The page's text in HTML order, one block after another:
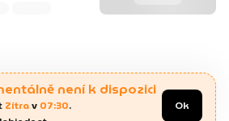
není k dispozici
Zítra v 07:30.
Ok